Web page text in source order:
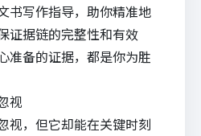
书写作指导，助你精准地
证据链的完整性和有效
准备的证据，都是你为胜
视
视，但它却能在关键时刻